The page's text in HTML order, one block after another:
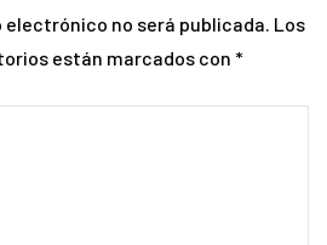
electrónico no será publicada. Los
están marcados con *